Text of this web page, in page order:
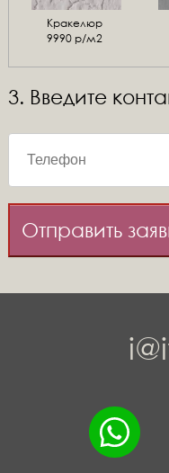
Кракелюр
9990 р/м2
3. Введите
Отправить